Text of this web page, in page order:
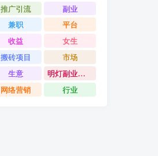
推广引流
副业
兼职
平台
收益
女生
搬砖项目
市场
生意
明灯副业千计
网络营销 行业